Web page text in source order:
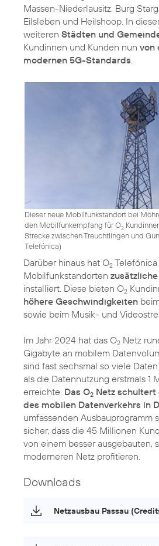
Massen-Niederlausitz, Burg
Eilsleben und Heilshoop. In
weiteren Städten und
Kundinnen und Kunden nun von
modernen 5G-Standards
Dieser neue Mobilfunkstandort bei
den Mobilfunkempfang für O2
Strecke zwischen Treuchtlingen und
Telefónica)
Darüber hinaus hat O2
Mobilfunkstandorten
installiert. Diese bieten O2
höhere Geschwindigkeiten
sowie beim Musik- und
Im Jahr 2024 hat das O2 Netz
Gigabyte an mobilem
sind fast sechsmal so viele
als die Datennutzung erstmals 1
erreichte. Das O2 Netz
des mobilen Datenverkehrs in
umfassenden Ausbauprogramm
sicher, dass die 45 Millionen
von einem besser ausgebauten,
moderneren Netz profitieren.
Downloads